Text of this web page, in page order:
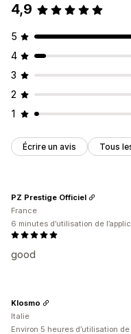
Suivi des performances
4,9
5
4
3
2
1
Écrire un avis Tous
good
PZ Prestige Officiel
France
6 minutes d’utilisation de
Klosmo
Italie
Environ 5 heures d’utilisation de